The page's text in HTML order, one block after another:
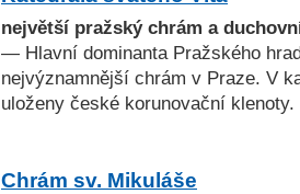
největší pražský chrám a
— Hlavní dominanta Pražského
nejvýznamnější chrám v Praze. V
uloženy české korunovační klenoty.
Chrám sv. Mikuláše